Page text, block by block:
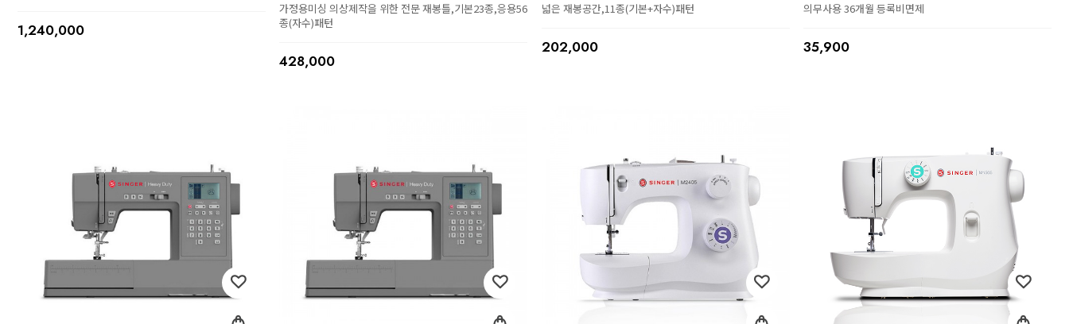
1,240,000
가정용미싱 의상제작을 위한 전문 재봉틀,기본23종,응용56
종(자수)패턴
428,000
넓은 재봉공간,11종(기본+자수)패턴
202,000
의무사용 36개월 등록비면제
35,900